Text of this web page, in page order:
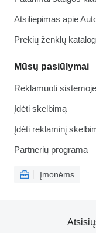
Atsiliepimas apie
Prekių ženklų
Mūsų pasiūlymai
Reklamuoti
Įdėti skelbimą
Įdėti reklaminį
Partnerių programa
Įmonėms